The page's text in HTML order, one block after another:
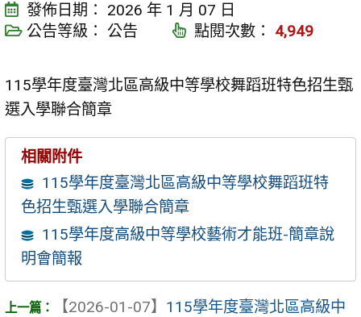
發佈日期：
2026 年 1 月 07 日
公告等級：
公告 點閱次數： 4,949
115學年度臺灣北區高級中等學校舞蹈班特色招生甄
選入學聯合簡章
相關附件
115學年度臺灣北區高級中等學校舞蹈班特
色招生甄選入學聯合簡章
115學年度高級中等學校藝術才能班-簡章說
明會簡報
【2026-01-07】 115學年度臺灣北區高級中